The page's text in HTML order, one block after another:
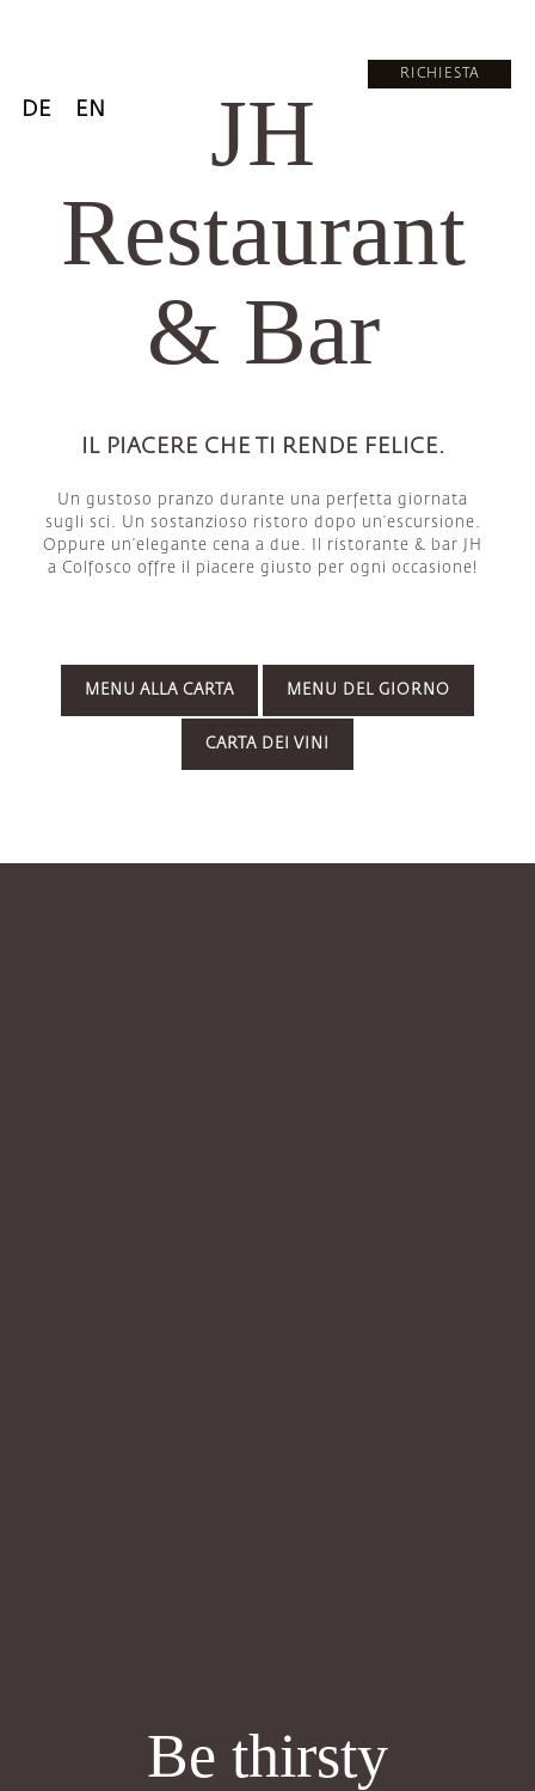
DE EN
RICHIESTA
JH
Restaurant
& Bar
IL PIACERE CHE TI RENDE FELICE.
Un gustoso pranzo durante una perfetta giornata
sugli sci. Un sostanzioso ristoro dopo un’escursione.
Oppure un’elegante cena a due. Il ristorante & bar JH
a Colfosco offre il piacere giusto per ogni occasione!
MENU ALLA CARTA MENU DEL GIORNO
CARTA DEI VINI
Be thirsty